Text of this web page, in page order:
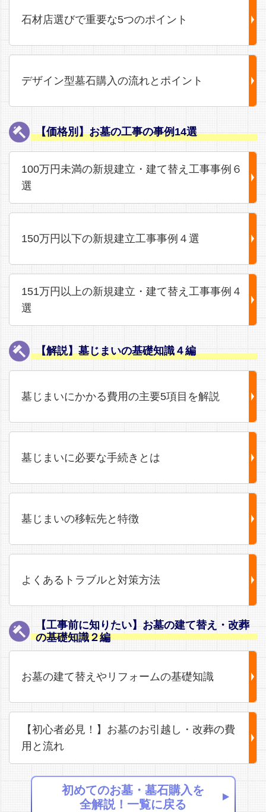
石材店選びで重要な5つのポイント
デザイン型墓石購入の流れとポイント
【価格別】お墓の工事の事例14選
100万円未満の新規建立・建て替え工事事例６
選
150万円以下の新規建立工事事例４選
151万円以上の新規建立・建て替え工事事例４
選
【解説】墓じまいの基礎知識４編
墓じまいにかかる費用の主要5項目を解説
墓じまいに必要な手続きとは
墓じまいの移転先と特徴
よくあるトラブルと対策方法
【工事前に知りたい】お墓の建て替え・改葬
の基礎知識２編
お墓の建て替えやリフォームの基礎知識
【初心者必見！】お墓のお引越し・改葬の費
用と流れ
初めてのお墓・墓石購入を
全解説！一覧に戻る